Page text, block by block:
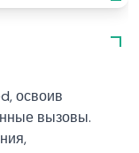
освоив
вызовы.